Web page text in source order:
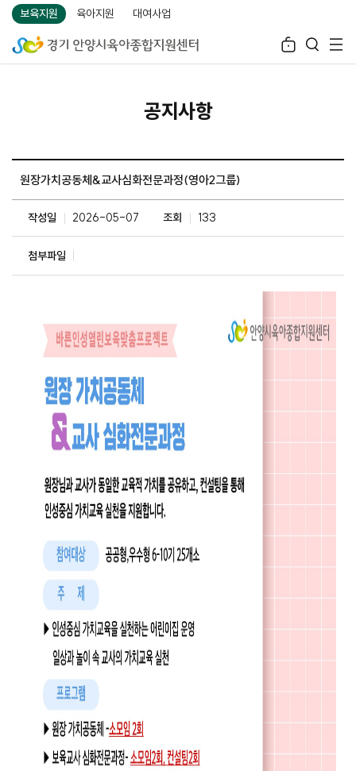
보육지원 육아지원 대여사업
공지사항
원장가치공동체&교사심화전문과정(영아2그룹)
작성일 2026-05-07 조회 133
첨부파일